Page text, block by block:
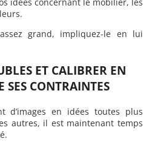
grand, impliquez-le en lui
ET CALIBRER EN
SES CONTRAINTES
d’images en idées toutes plus
autres, il est maintenant temps